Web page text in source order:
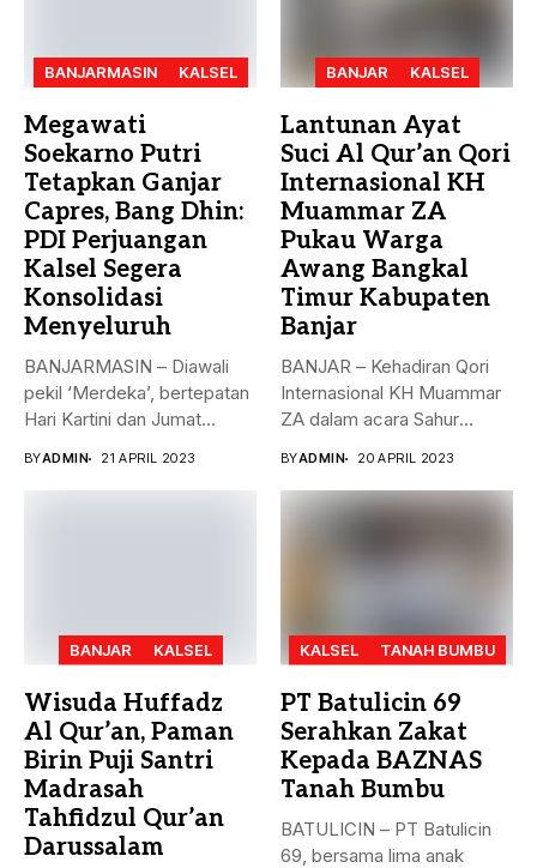
BANJARMASIN KALSEL
Megawati
Soekarno Putri
Tetapkan Ganjar
Capres, Bang Dhin:
PDI Perjuangan
Kalsel Segera
Konsolidasi
Menyeluruh
BANJARMASIN – Diawali
pekil ‘Merdeka’, bertepatan
Hari Kartini dan Jumat
BYADMIN 21 APRIL 2023
BANJAR KALSEL
Lantunan Ayat
Suci Al Qur’an Qori
Internasional KH
Muammar ZA
Pukau Warga
Awang Bangkal
Timur Kabupaten
Banjar
BANJAR – Kehadiran Qori
Internasional KH Muammar
ZA dalam acara Sahur
BYADMIN 20 APRIL 2023
BANJAR KALSEL
Wisuda Huffadz
Al Qur’an, Paman
Birin Puji Santri
Madrasah
Tahfidzul Qur’an
Darussalam
KALSEL TANAH BUMBU
PT Batulicin 69
Serahkan Zakat
Kepada BAZNAS
Tanah Bumbu
BATULICIN – PT Batulicin
69, bersama lima anak